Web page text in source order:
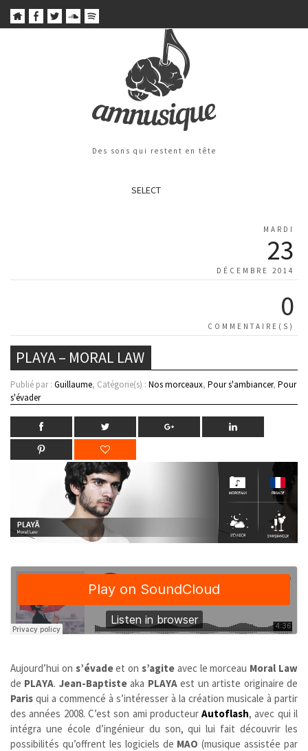
Des sons qui restent en tête
SELECT
MARDI
23
DÉCEMBRE 2014
0
COMMENTAIRE(S)
PLAYA – MORAL LAW
Publié par : Guillaume, Catégorie(s) : Nos morceaux, Pour s'ambiancer, Pour
s'évader
Aujourd’hui on s’évadeet ons’agite avec le morceau Moral Law
de PLAYA. Jean-Baptisteaka PLAYAest un artiste originaire de
Paris qui a commencé à s’intéresser à la création musicale à partir
des années 2008. C’est son ami producteurAutoflash, avec qui il
intégra une école d’ingénieur du son, qui lui fait découvrir les
possibilités qu’offrent les logiciels de MAO (musique assistée par